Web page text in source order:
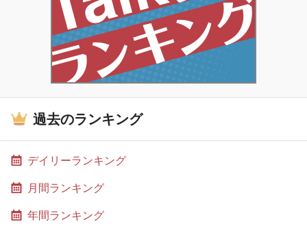
過去のランキング
デイリーランキング
月間ランキング
年間ランキング